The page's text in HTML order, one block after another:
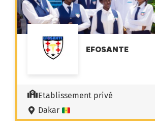
EFOSANTE
Etablissement privé
Dakar